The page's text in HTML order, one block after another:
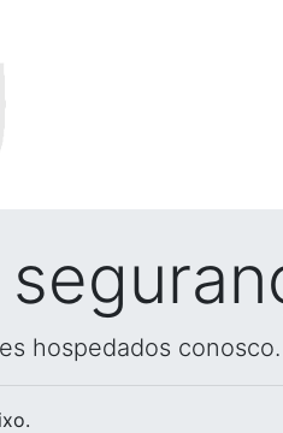
hospedados conosco.